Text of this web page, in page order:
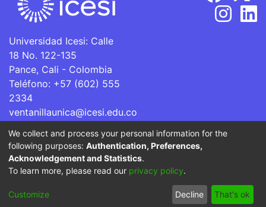
Universidad Icesi: Calle
18 No. 122-135
Pance, Cali - Colombia
Teléfono: +57 (602) 555
2334
ventanillaunica@icesi.edu.co
La Universidad Icesi es una Institución de Educación
Superior que se encuentra sujeta a inspección y vigilancia
por parte del Ministerio de Educación Nacional.
Cookie
End User
Agreement
Send
Feedback
We collect and process your personal information for the
following purposes: Authentication, Preferences,
Acknowledgement and Statistics.
To learn more, please read our privacy policy.
Customize Decline That's ok